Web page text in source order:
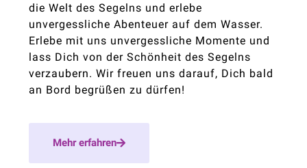
die Welt des Segelns und erlebe
unvergessliche Abenteuer auf dem Wasser.
Erlebe mit uns unvergessliche Momente und
lass Dich von der Schönheit des Segelns
verzaubern. Wir freuen uns darauf, Dich bald
an Bord begrüßen zu dürfen!
Mehr erfahren